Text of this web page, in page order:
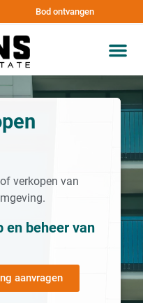
Bod ontvangen
verkopen van
en beheer van
aanvragen